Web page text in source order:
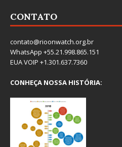
CONTATO
contato@rioonwatch.org.br
WhatsApp +55.21.998.865.151
EUA VOIP +1.301.637.7360
CONHEÇA NOSSA HISTÓRIA: